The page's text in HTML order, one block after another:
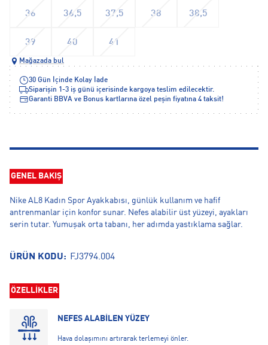
36 36,5 37,5 38 38,5
39 40 41
Mağazada bul
30 Gün İçinde Kolay İade
Siparişin 1-3 iş günü içerisinde kargoya teslim edilecektir.
Garanti BBVA ve Bonus kartlarına özel peşin fiyatına 4 taksit!
GENEL BAKIŞ
Nike AL8 Kadın Spor Ayakkabısı, günlük kullanım ve hafif
antrenmanlar için konfor sunar. Nefes alabilir üst yüzeyi, ayakları
serin tutar. Yumuşak orta tabanı, her adımda yastıklama sağlar.
ÜRÜN KODU: FJ3794.004
ÖZELLİKLER
NEFES ALABİLEN YÜZEY
Hava dolaşımını artırarak terlemeyi önler.